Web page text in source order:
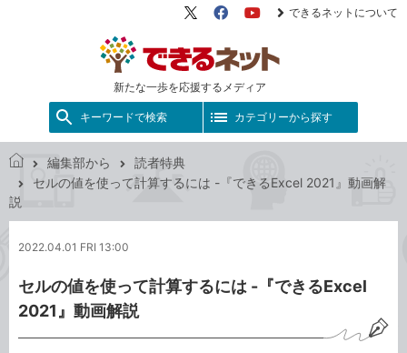
新たな一歩を応援するメディア
X（旧
FacebookYouTube
できるネットについて
キーワードで検索 カテゴリーから探す
ッ
編集部から
読者特典
セルの値を使って計算するには -『できるExcel 2021』動画解
説
2022.04.01 FRI 13:00
セルの値を使って計算するには -『できるExcel
2021』動画解説